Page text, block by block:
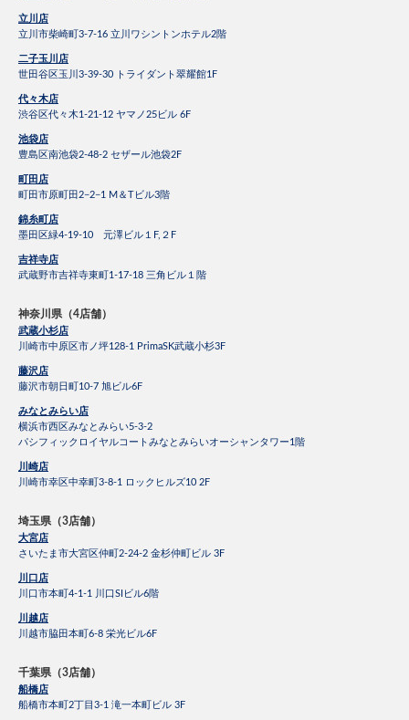
立川店
立川市柴崎町3-7-16 立川ワシントンホテル2階
二子玉川店
世田谷区玉川3-39-30 トライダント翠耀館1F
代々木店
渋谷区代々木1-21-12 ヤマノ25ビル 6F
池袋店
豊島区南池袋2-48-2 セザール池袋2F
町田店
町田市原町田2−2−1 M＆Tビル3階
錦糸町店
墨田区緑4-19-10 元澤ビル１F,２F
吉祥寺店
武蔵野市吉祥寺東町1-17-18 三角ビル１階
神奈川県（4店舗）
武蔵小杉店
川崎市中原区市ノ坪128-1 PrimaSK武蔵小杉3F
藤沢店
藤沢市朝日町10-7 旭ビル6F
みなとみらい店
横浜市西区みなとみらい5-3-2
パシフィックロイヤルコートみなとみらいオーシャンタワー1階
川崎店
川崎市幸区中幸町3-8-1 ロックヒルズ10 2F
埼玉県（3店舗）
大宮店
さいたま市大宮区仲町2-24-2 金杉仲町ビル 3F
川口店
川口市本町4-1-1 川口SIビル6階
川越店
川越市脇田本町6-8 栄光ビル6F
千葉県（3店舗）
船橋店
船橋市本町2丁目3-1 滝一本町ビル 3F